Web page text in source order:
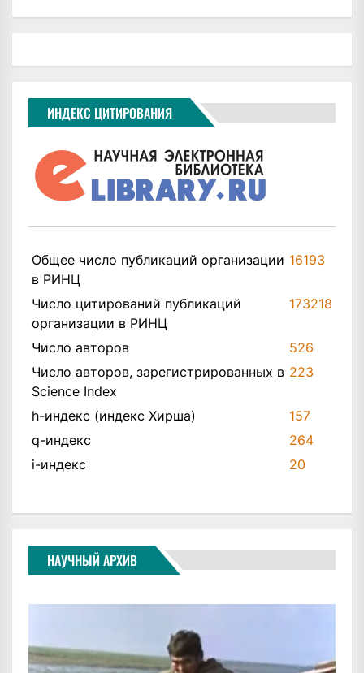
ИНДЕКС ЦИТИРОВАНИЯ
Общее число публикаций организации
в РИНЦ
16193
Число цитирований публикаций
организации в РИНЦ
173218
Число авторов
526
Число авторов, зарегистрированных в
Science Index
223
h-индекс (индекс Хирша)
157
q-индекс
264
i-индекс
20
НАУЧНЫЙ АРХИВ